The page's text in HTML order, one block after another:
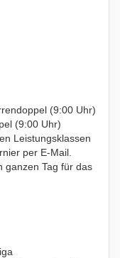
(9:00 Uhr)
(9:00 Uhr)
Leistungsklassen
per E-Mail.
ganzen Tag für das